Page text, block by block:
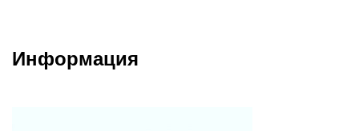
Информация